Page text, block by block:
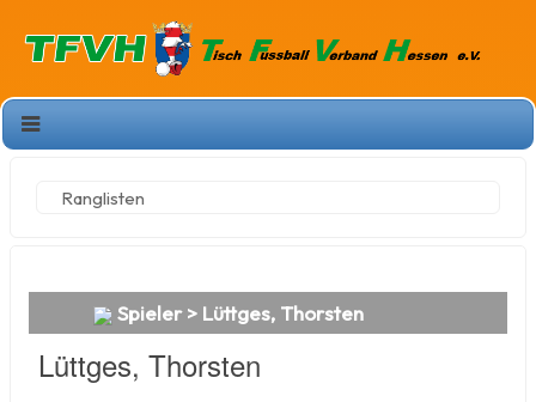
Ranglisten
Spieler > Lüttges, Thorsten
Lüttges, Thorsten